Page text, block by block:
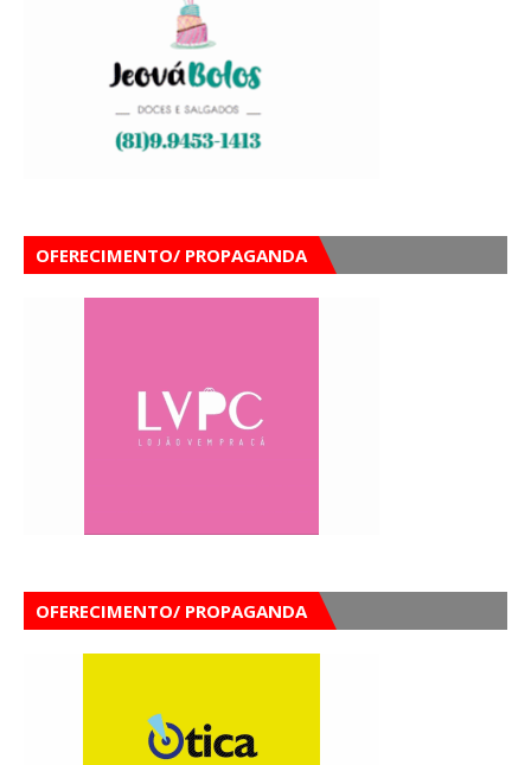
OFERECIMENTO/ PROPAGANDA
OFERECIMENTO/ PROPAGANDA